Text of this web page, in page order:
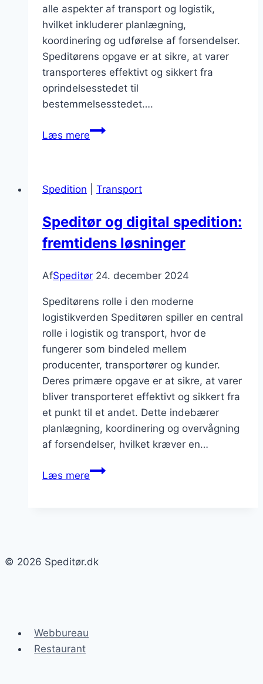
alle aspekter af transport og logistik,
hvilket inkluderer planlægning,
koordinering og udførelse af forsendelser.
Speditørens opgave er at sikre, at varer
transporteres effektivt og sikkert fra
oprindelsesstedet til
bestemmelsesstedet….
Læs mereSpeditør
Danmark
Spedition Transport
Speditør og digital spedition:
fremtidens løsninger
AfSpeditør 24. december 2024
Speditørens rolle i den moderne
logistikverden Speditøren spiller en central
rolle i logistik og transport, hvor de
fungerer som bindeled mellem
producenter, transportører og kunder.
Deres primære opgave er at sikre, at varer
bliver transporteret effektivt og sikkert fra
et punkt til et andet. Dette indebærer
planlægning, koordinering og overvågning
af forsendelser, hvilket kræver en…
Læs mereSpeditør
© 2026 Speditør.dk
Webbureau
Restaurant